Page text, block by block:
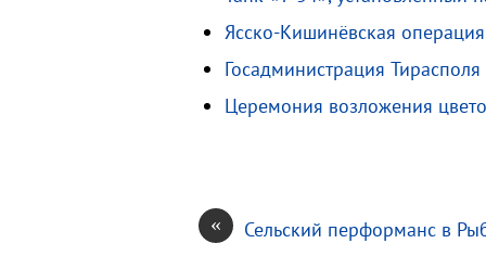
s
k
R
а
т
Ясско-Кишинёвская
Госадминистрация
Церемония возложения
« Сельский перформанс в